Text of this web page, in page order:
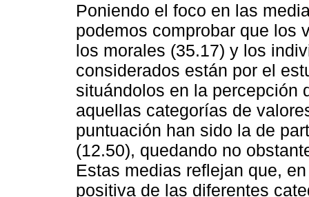
Poniendo el foco en las
podemos comprobar que los
los morales (35.17) y los
considerados están por el
situándolos en la percepción
aquellas categorías de
puntuación han sido la de
(12.50), quedando no
Estas medias reflejan que,
positiva de las diferentes